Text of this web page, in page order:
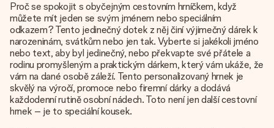
Proč se spokojit s obyčejným cestovním hrníčkem, když
můžete mít jeden se svým jménem nebo speciálním
odkazem? Tento jedinečný dotek z něj činí výjimečný dárek k
narozeninám, svátkům nebo jen tak. Vyberte si jakékoli jméno
nebo text, aby byl jedinečný, nebo překvapte své přátele a
rodinu promyšleným a praktickým dárkem, který vám ukáže, že
vám na dané osobě záleží. Tento personalizovaný hrnek je
skvělý na výročí, promoce nebo firemní dárky a dodává
každodenní rutině osobní nádech. Toto není jen další cestovní
hrnek – je to speciální kousek.